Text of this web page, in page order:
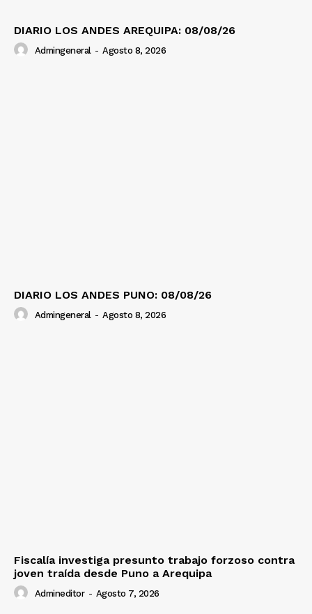
DIARIO LOS ANDES AREQUIPA: 08/08/26
Admingeneral - Agosto 8, 2026
DIARIO LOS ANDES PUNO: 08/08/26
Admingeneral - Agosto 8, 2026
Fiscalía investiga presunto trabajo forzoso contra
joven traída desde Puno a Arequipa
Admineditor - Agosto 7, 2026